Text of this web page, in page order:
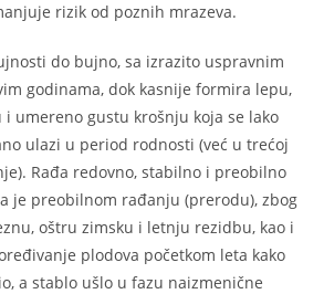
rizik od poznih mrazeva.
do bujno, sa izrazito uspravnim
godinama, dok kasnije formira lepu,
umereno gustu krošnju koja se lako
ulazi u period rodnosti (već u trećoj
Rađa redovno, stabilno i preobilno
je preobilnom rađanju (prerodu), zbog
oštru zimsku i letnju rezidbu, kao i
plodova početkom leta kako
a stablo ušlo u fazu naizmenične